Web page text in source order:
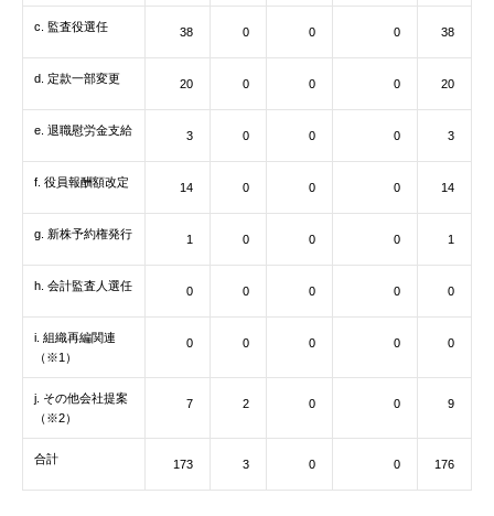
c. 監査役選任 38 0 0 0 38
d. 定款一部変更 20 0 0 0 20
e. 退職慰労金支給 3 0 0 0 3
f. 役員報酬額改定 14 0 0 0 14
g. 新株予約権発行 1 0 0 0 1
h. 会計監査人選任 0 0 0 0 0
i. 組織再編関連
（※1）
0 0 0 0 0
j. その他会社提案
（※2）
7 2 0 0 9
合計 173 3 0 0 176